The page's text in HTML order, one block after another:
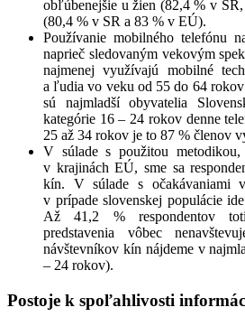
obľúbenejšie u žien (82,4 % v
(80,4 % v SR a 83 % v EÚ).
Používanie mobilného telefónu
naprieč sledovaným vekovým
najmenej využívajú mobilné
a ľudia vo veku od 55 do 64
sú najmladší obyvatelia
kategórie 16 – 24 rokov denne
25 až 34 rokov je to 87 % členov
V súlade s použitou
v krajinách EÚ, sme sa
kín. V súlade s očakávaniami
v prípade slovenskej populácie
Až 41,2 % respondentov
predstavenia vôbec
návštevníkov kín nájdeme v
– 24 rokov).
Postoje k spoľahlivosti